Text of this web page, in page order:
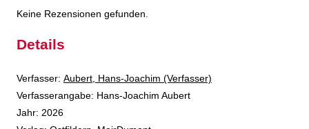
Keine Rezensionen gefunden.
Details
Verfasser: Suche nach diesem Verfasser
Aubert, Hans-Joachim (Verfasser)
Verfasserangabe: Hans-Joachim Aubert
Jahr: 2026